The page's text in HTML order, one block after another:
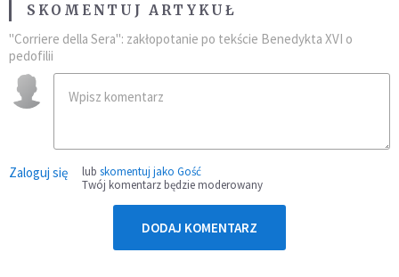
SKOMENTUJ ARTYKUŁ
"Corriere della Sera": zakłopotanie po tekście Benedykta XVI o
pedofilii
Zaloguj się lub skomentuj jako Gość
Twój komentarz będzie moderowany
DODAJ KOMENTARZ